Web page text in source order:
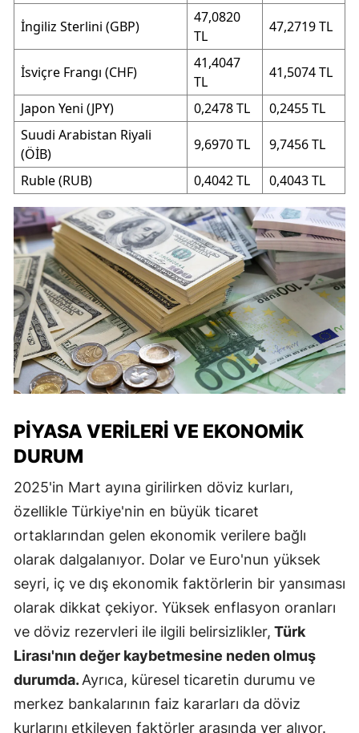
İngiliz Sterlini (GBP)
47,0820
TL
47,2719 TL
İsviçre Frangı (CHF)
41,4047
TL
41,5074 TL
Japon Yeni (JPY) 0,2478 TL
0,2455 TL
Suudi Arabistan Riyali
(ÖİB)
9,6970 TL 9,7456 TL
Ruble (RUB) 0,4042 TL 0,4043 TL
PIYASA VERILERI VE EKONOMIK
DURUM
2025'in Mart ayına girilirken döviz kurları,
özellikle Türkiye'nin en büyük ticaret
ortaklarından gelen ekonomik verilere bağlı
olarak dalgalanıyor. Dolar ve Euro'nun yüksek
seyri, iç ve dış ekonomik faktörlerin bir yansıması
olarak dikkat çekiyor. Yüksek enflasyon oranları
ve döviz rezervleri ile ilgili belirsizlikler, Türk
Lirası'nın değer kaybetmesine neden olmuş
durumda.Ayrıca, küresel ticaretin durumu ve
merkez bankalarının faiz kararları da döviz
kurlarını etkileyen faktörler arasında yer alıyor.